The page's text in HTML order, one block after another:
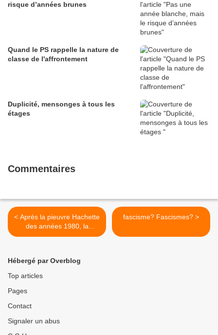
risque d’années brunes
Quand le PS rappelle la nature de
classe de l'affrontement
Duplicité, mensonges à tous les
étages
Commentaires
< Après la pieuvre Hachette
des années 1980, la
succession Bolloré du 21e
fascisme? Fascismes? >
Hébergé par Overblog
Top articles
Pages
Contact
Signaler un abus